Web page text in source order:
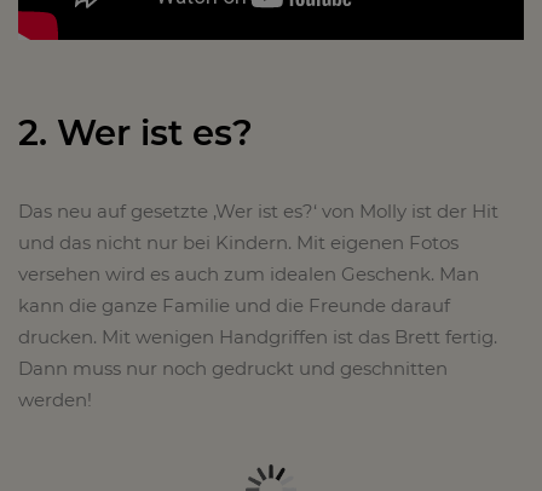
2. Wer ist es?
Das neu auf gesetzte ‚Wer ist es?‘ von Molly ist der Hit
und das nicht nur bei Kindern. Mit eigenen Fotos
versehen wird es auch zum idealen Geschenk. Man
kann die ganze Familie und die Freunde darauf
drucken. Mit wenigen Handgriffen ist das Brett fertig.
Dann muss nur noch gedruckt und geschnitten
werden!